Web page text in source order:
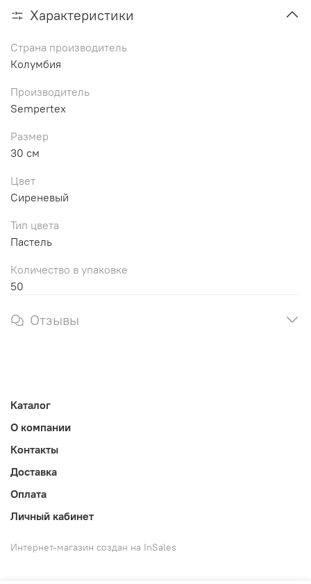
Характеристики
Страна производитель
Колумбия
Производитель
Sempertex
Размер
30 см
Цвет
Сиреневый
Тип цвета
Пастель
Количество в упаковке
50
Отзывы
Каталог
О компании
Контакты
Доставка
Оплата
Личный кабинет
Интернет-магазин создан на InSales